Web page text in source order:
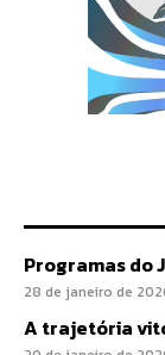
Programas do
28 de janeiro de
A trajetória